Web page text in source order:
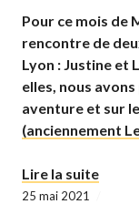
Pour ce mois de
rencontre de
Lyon : Justine et
elles, nous
aventure et sur
(anciennement
Lire la suite« Le
25 mai 2021